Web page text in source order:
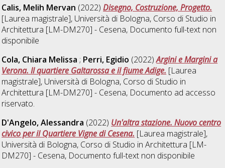
Calis, Melih Mervan (2022)Disegno, Costruzione, Progetto.
[Laurea magistrale], Università di Bologna, Corso di Studio in
Architettura [LM-DM270] - Cesena, Documento full-text non
disponibile
Cola, Chiara Melissa ; Perri, Egidio (2022)Argini e Margini a
Verona. Il quartiere Galtarossa e il fiume Adige. [Laurea
magistrale], Università di Bologna, Corso di Studio in
Architettura [LM-DM270] - Cesena, Documento ad accesso
riservato.
D'Angelo, Alessandra (2022) Un'altra stazione. Nuovo centro
civico per il Quartiere Vigne di Cesena. [Laurea magistrale],
Università di Bologna, Corso di Studio inArchitettura [LM-
DM270] - Cesena, Documento full-text non disponibile